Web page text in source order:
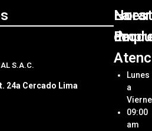
S.A.C.
24a Cercado Lima
La
Allin
SAC
Ubica
de
Lunes
a
09:00
am